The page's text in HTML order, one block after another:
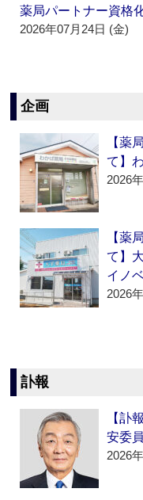
薬局パートナー資格
2026年07月24日 (金)
企画
【薬
て】
2026
【薬
て】
イノ
2026
訃報
【訃
安委
2026